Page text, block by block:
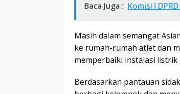
Baca Juga : Komisi I
Masih dalam semangat
ke rumah-rumah atlet dan
memperbaiki instalasi listrik
Berdasarkan pantauan